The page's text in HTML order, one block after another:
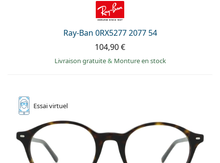
Ray-Ban 0RX5277 2077 54
104,90 €
Livraison gratuite& Monture en stock
Essaivirtuel